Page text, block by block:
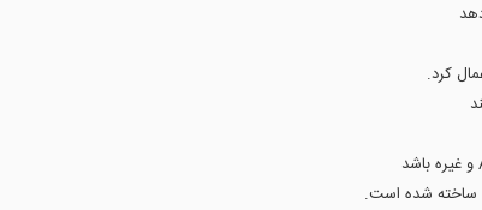
کرد.
ساخته شده است.